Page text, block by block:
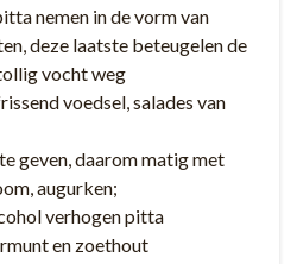
nemen in de vorm van
deze laatste beteugelen de
vocht weg
voedsel, salades van
geven, daarom matig met
augurken;
verhogen pitta
en zoethout